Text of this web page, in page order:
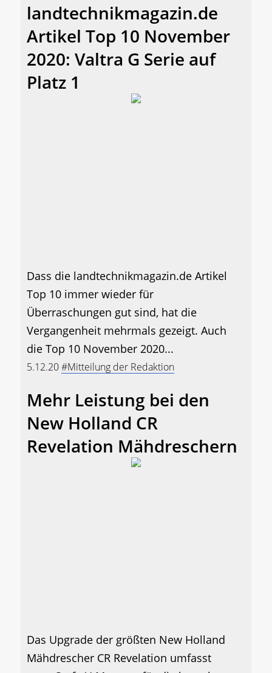
landtechnikmagazin.de
Artikel Top 10 November
2020: Valtra G Serie auf
Platz 1
Dass die landtechnikmagazin.de Artikel
Top 10 immer wieder für
Überraschungen gut sind, hat die
Vergangenheit mehrmals gezeigt. Auch
die Top 10 November 2020...
5.12.20#Mitteilung der Redaktion
Mehr Leistung bei den
New Holland CR
Revelation Mähdreschern
Das Upgrade der größten New Holland
Mähdrescher CR Revelation umfasst